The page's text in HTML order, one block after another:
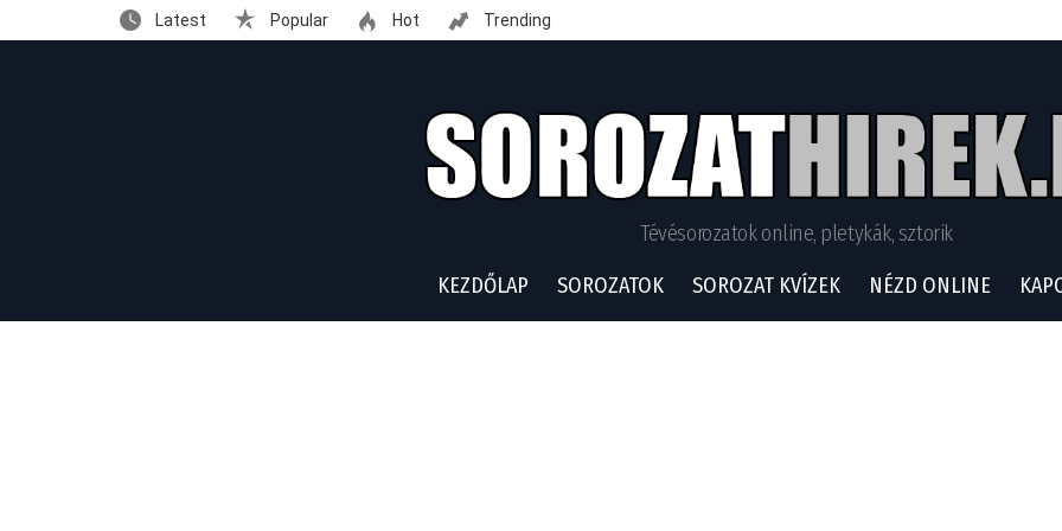
Latest Popular Hot Trending
Tévésorozatok online, pletykák, sztorik
KEZDŐLAP
SOROZATOK SOROZAT KVÍZEK NÉZD ONLINE